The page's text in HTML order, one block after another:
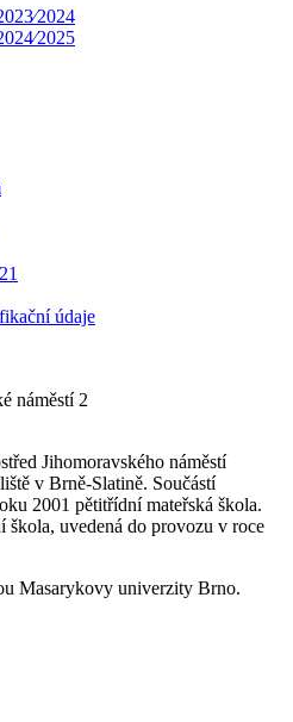
údaje
Jihomoravského náměstí
v Brně-Slatině. Součástí
2001 pětitřídní mateřská škola.
škola, uvedená do provozu v roce
Masarykovy univerzity Brno.